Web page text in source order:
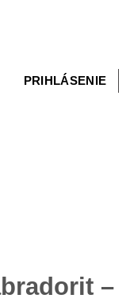
PRIHLÁSENIE
–